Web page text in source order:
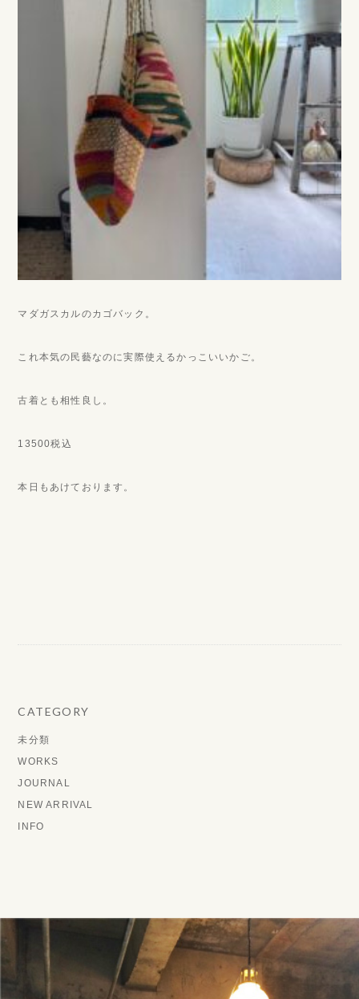
マダガスカルのカゴバック。
これ本気の民藝なのに実際使えるかっこいいかご。
古着とも相性良し。
13500税込
本日もあけております。
CATEGORY
未分類
WORKS
JOURNAL
NEW ARRIVAL
INFO